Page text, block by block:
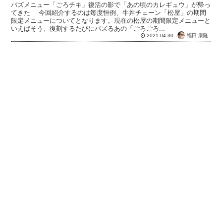
バズメニュー「ごろチキ」復活の影で「あの頃のカレギュウ」が帰っ
てきた 今回紹介するのは毎度恒例、牛丼チェーン「松屋」の期間
限定メニューについてとなります。現在の松屋の期間限定メニューと
いえばそう、復刻するたびにバズるあの「ごろごろ...
2021.04.30 福田 康隆